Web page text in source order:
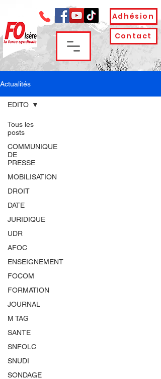
Adhésion
Contact
Actualités
Tous les
posts
COMMUNIQUE
DE
PRESSE
MOBILISATION
DROIT
DATE
JURIDIQUE
UDR
AFOC
ENSEIGNEMENT
FOCOM
FORMATION
JOURNAL
M TAG
SANTE
SNFOLC
SNUDI
SONDAGE
EDITO